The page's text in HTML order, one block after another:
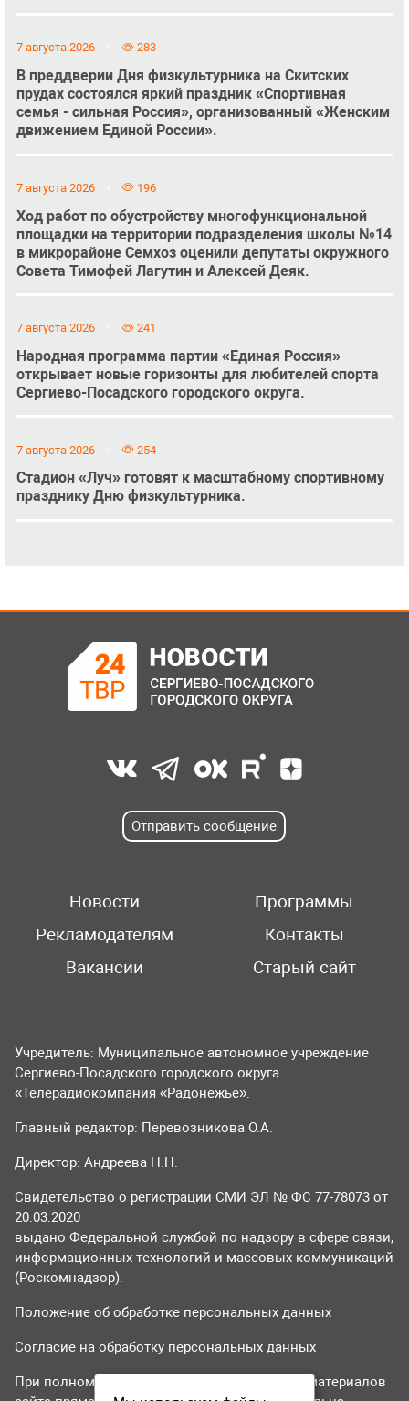
7 августа 2026 283
В преддверии Дня физкультурника на Скитских
прудах состоялся яркий праздник «Спортивная
семья - сильная Россия», организованный «Женским
движением Единой России».
7 августа 2026 196
Ход работ по обустройству многофункциональной
площадки на территории подразделения школы №14
в микрорайоне Семхоз оценили депутаты окружного
Совета Тимофей Лагутин и Алексей Деяк.
7 августа 2026 241
Народная программа партии «Единая Россия»
открывает новые горизонты для любителей спорта
Сергиево-Посадского городского округа.
7 августа 2026 254
Стадион «Луч» готовят к масштабному спортивному
празднику Дню физкультурника.
Отправить сообщение
Новости
Программы
Рекламодателям
Контакты
Вакансии
Старый сайт
Учредитель: Муниципальное автономное учреждение
Сергиево-Посадского городского округа
«Телерадиокомпания «Радонежье».
Главный редактор: Перевозникова О.А.
Директор: Андреева Н.Н.
Свидетельство о регистрации СМИ ЭЛ № ФС 77-78073 от
20.03.2020
выдано Федеральной службой по надзору в сфере связи,
информационных технологий и массовых коммуникаций
(Роскомнадзор).
Положение об обработке персональных данных
Согласие на обработку персональных данных
При полном или частичном использовании материалов